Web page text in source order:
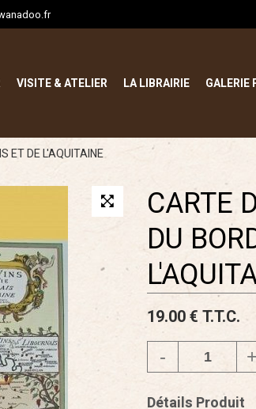
VISITE & ATELIER LA LIBRAIRIE GALERIE
ET DE L'AQUITAINE
CARTE
DU
19.00€ T.T.C.
Détails Produit